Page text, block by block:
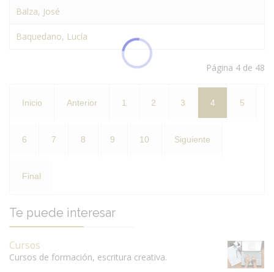
Balza, José
Baquedano, Lucía
Página 4 de 48
Inicio Anterior 1 2 3 4 5
6 7 8 9 10 Siguiente
Final
Te puede interesar
Cursos
Cursos de formación, escritura creativa.